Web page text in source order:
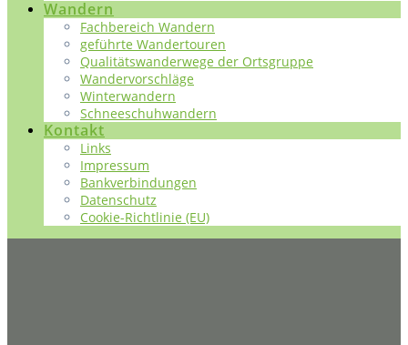
Wandern
Fachbereich Wandern
geführte Wandertouren
Qualitätswanderwege der Ortsgruppe
Wandervorschläge
Winterwandern
Schneeschuhwandern
Kontakt
Links
Impressum
Bankverbindungen
Datenschutz
Cookie-Richtlinie (EU)